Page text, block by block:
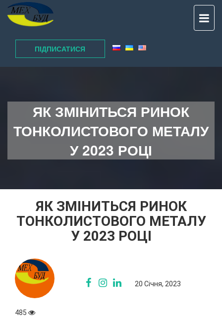
ПІДПИСАТИСЯ
ЯК ЗМІНИТЬСЯ РИНОК
ТОНКОЛИСТОВОГО МЕТАЛУ
У 2023 РОЦІ
ЯК ЗМІНИТЬСЯ РИНОК
ТОНКОЛИСТОВОГО МЕТАЛУ
У 2023 РОЦІ
20 Січня, 2023
485